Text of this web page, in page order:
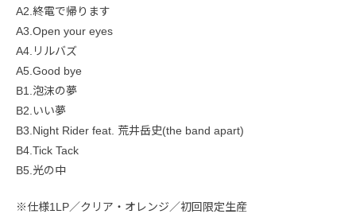
A2.終電で帰ります
A3.Open your eyes
A4.リルバズ
A5.Good bye
B1.泡沫の夢
B2.いい夢
B3.Night Rider feat. 荒井岳史(the band apart)
B4.Tick Tack
B5.光の中
※仕様1LP／クリア・オレンジ／初回限定生産